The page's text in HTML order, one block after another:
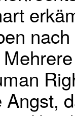
Angst,